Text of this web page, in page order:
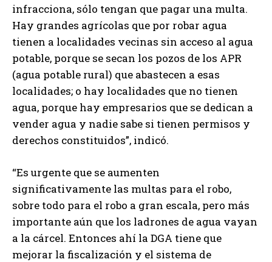
infracciona, sólo tengan que pagar una multa.
Hay grandes agrícolas que por robar agua
tienen a localidades vecinas sin acceso al agua
potable, porque se secan los pozos de los APR
(agua potable rural) que abastecen a esas
localidades; o hay localidades que no tienen
agua, porque hay empresarios que se dedican a
vender agua y nadie sabe si tienen permisos y
derechos constituidos”, indicó.
“Es urgente que se aumenten
significativamente las multas para el robo,
sobre todo para el robo a gran escala, pero más
importante aún que los ladrones de agua vayan
a la cárcel. Entonces ahí la DGA tiene que
mejorar la fiscalización y el sistema de